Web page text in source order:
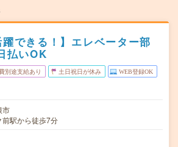
躍できる！】エレベーター部
払いOK
別途支給あり 土日祝日が休み WEB登録OK
市
前駅から徒歩7分